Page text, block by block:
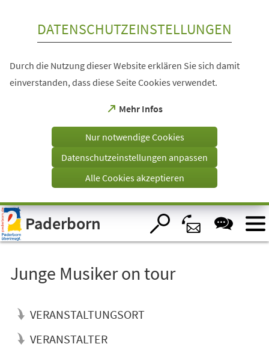
Visuelle
Assistenzsoftware
öffnen.
DATENSCHUTZEINSTELLUNGEN
Durch die Nutzung dieser Website erklären Sie sich damit
einverstanden, dass diese Seite Cookies verwendet.
Mehr Infos
(Öffnet
einem
Tab)
Nur notwendige Cookies
Datenschutzeinstellungen anpassen
Alle Cookies akzeptieren
Paderborn
Junge Musiker on tour
VERANSTALTUNGSORT
VERANSTALTER